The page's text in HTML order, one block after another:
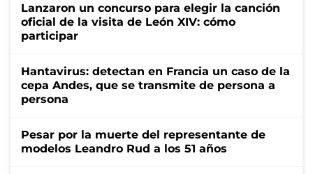
Lanzaron un concurso para elegir la canción
oficial de la visita de León XIV: cómo
participar
Hantavirus: detectan en Francia un caso de la
cepa Andes, que se transmite de persona a
persona
Pesar por la muerte del representante de
modelos Leandro Rud a los 51 años